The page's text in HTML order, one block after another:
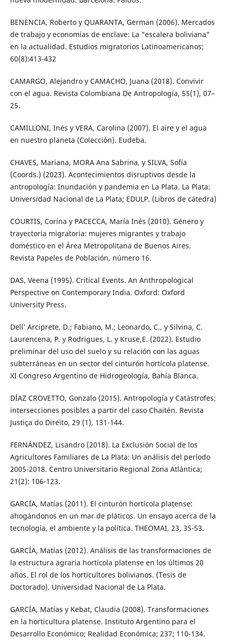
BENENCIA, Roberto y QUARANTA, German (2006). Mercados
de trabajo y economías de enclave: La "escalera boliviana"
en la actualidad. Estudios migratorios Latinoamericanos;
60(8):413-432
CAMARGO, Alejandro y CAMACHO, Juana (2018). Convivir
con el agua. Revista Colombiana De Antropología, 55(1), 07–
25.
CAMILLONI, Inés y VERA, Carolina (2007). El aire y el agua
en nuestro planeta (Colección). Eudeba.
CHAVES, Mariana, MORA Ana Sabrina, y SILVA, Sofía
(Coords.) (2023). Acontecimientos disruptivos desde la
antropología: Inundación y pandemia en La Plata. La Plata:
Universidad Nacional de La Plata; EDULP. (Libros de cátedra)
COURTIS, Corina y PACECCA, María Inés (2010). Género y
trayectoria migratoria: mujeres migrantes y trabajo
doméstico en el Área Metropolitana de Buenos Aires.
Revista Papeles de Población, número 16.
DAS, Veena (1995). Critical Events. An Anthropological
Perspective on Contemporary India. Oxford: Oxford
University Press.
Dell’ Arciprete, D.; Fabiano, M.; Leonardo, C., y Silvina, C.
Laurencena, P. y Rodrigues, L. y Kruse,E. (2022). Estudio
preliminar del uso del suelo y su relación con las aguas
subterráneas en un sector del cinturón hortícola platense.
XI Congreso Argentino de Hidrogeología, Bahía Blanca.
DÍAZ CROVETTO, Gonzalo (2015). Antropología y Catástrofes:
intersecciones posibles a partir del caso Chaitén. Revista
Justiça do Direito, 29 (1), 131-144.
FERNÁNDEZ, Lisandro (2018). La Exclusión Social de los
Agricultores Familiares de La Plata: Un análisis del período
2005-2018. Centro Universitario Regional Zona Atlántica;
21(2): 106-123.
GARCÍA, Matías (2011). El cinturón hortícola platense:
ahogándonos en un mar de pláticos. Un ensayo acerca de la
tecnología, el ambiente y la política. THEOMAI, 23, 35-53.
GARCÍA, Matías (2012). Análisis de las transformaciones de
la estructura agraria hortícola platense en los últimos 20
años. El rol de los horticultores bolivianos. (Tesis de
Doctorado). Universidad Nacional de La Plata.
GARCÍA, Matías y Kebat, Claudia (2008). Transformaciones
en la horticultura platense. Instituto Argentino para el
Desarrollo Económico; Realidad Económica; 237; 110-134.